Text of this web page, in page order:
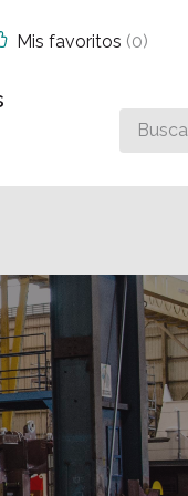
Buscar
algo
Mis favoritos (0)